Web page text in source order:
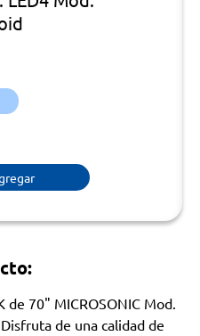
de 70" MICROSONIC Mod.
de una calidad de